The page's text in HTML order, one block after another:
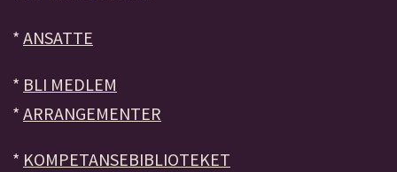
* ANSATTE
* BLI MEDLEM
* ARRANGEMENTER
* KOMPETANSEBIBLIOTEKET